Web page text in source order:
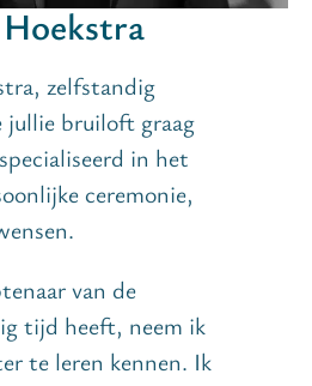
zelfstandig
bruiloft graag
in het
ceremonie,
van de
tijd heeft, neem ik
te leren kennen. Ik